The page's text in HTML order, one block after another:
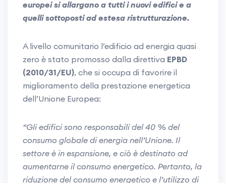
europei si allargano a tutti i nuovi edifici e a
quelli sottoposti ad estesa ristrutturazione.
A livello comunitario l’edificio ad energia quasi
zero è stato promosso dalla direttiva EPBD
(2010/31/EU), che si occupa di favorire il
miglioramento della prestazione energetica
dell’Unione Europea:
“Gli edifici sono responsabili del 40 % del
consumo globale di energia nell’Unione. Il
settore è in espansione, e ciò è destinato ad
aumentarne il consumo energetico. Pertanto, la
riduzione del consumo energetico e l’utilizzo di